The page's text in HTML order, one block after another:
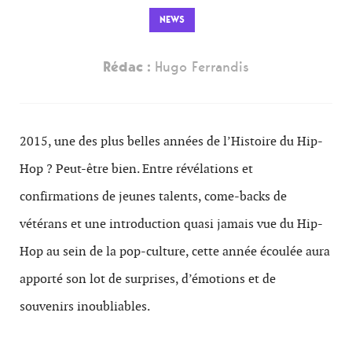
Chroniques
NEWS
Rédac : Hugo Ferrandis
2015, une des plus belles années de l’Histoire du Hip-
Hop ? Peut-être bien. Entre révélations et
confirmations de jeunes talents, come-backs de
vétérans et une introduction quasi jamais vue du Hip-
Hop au sein de la pop-culture, cette année écoulée aura
apporté son lot de surprises, d’émotions et de
souvenirs inoubliables.